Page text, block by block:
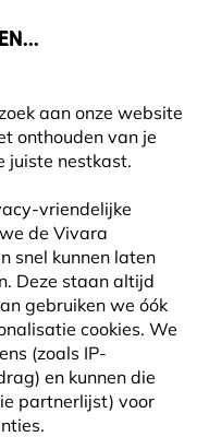
aan onze website
onthouden van je
juiste nestkast.
vriendelijke
de Vivara
snel kunnen laten
Deze staan altijd
gebruiken we óók
cookies. We
(zoals IP-
en kunnen die
partnerlijst) voor
in 11 landen
vanaf €49